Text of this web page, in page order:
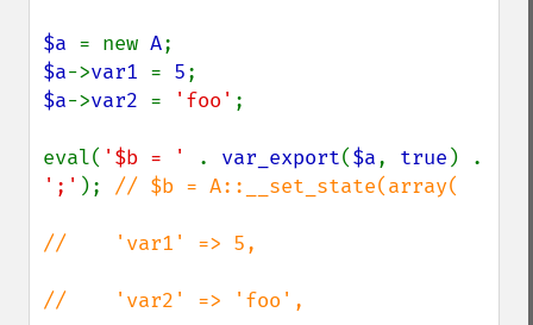
$a = new A
$a->var1 = 5
$a->var2 = 'foo' ;
eval( '$b = ' . var_export($a, true
';' ); // $b = A::__set_state(array(
//    'var1' => 5,
//    'var2' => 'foo',